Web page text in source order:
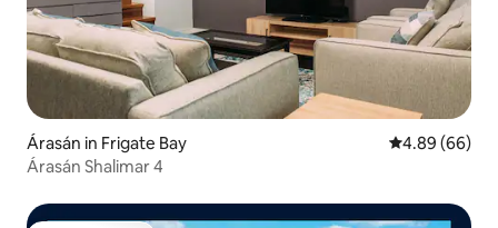
Árasán in Frigate Bay Meánrátáil
4.89 (66)
Árasán Shalimar 4